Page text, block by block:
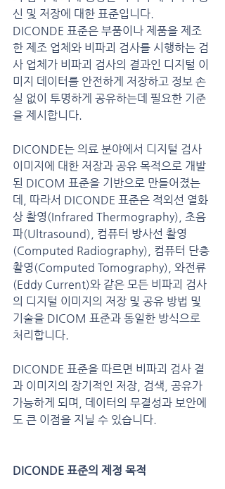
신 및 저장에 대한 표준입니다.
DICONDE 표준은 부품이나 제품을 제조
한 제조 업체와 비파괴 검사를 시행하는 검
사 업체가 비파괴 검사의 결과인 디지털 이
미지 데이터를 안전하게 저장하고 정보 손
실 없이 투명하게 공유하는데 필요한 기준
을 제시합니다.
DICONDE는 의료 분야에서 디지털 검사
이미지에 대한 저장과 공유 목적으로 개발
된 DICOM 표준을 기반으로 만들어졌는
데, 따라서 DICONDE 표준은 적외선 열화
상 촬영(Infrared Thermography), 초음
파(Ultrasound), 컴퓨터 방사선 촬영
(Computed Radiography), 컴퓨터 단층
촬영(Computed Tomography), 와전류
(Eddy Current)와 같은 모든 비파괴 검사
의 디지털 이미지의 저장 및 공유 방법 및
기술을 DICOM 표준과 동일한 방식으로
처리합니다.
DICONDE 표준을 따르면 비파괴 검사 결
과 이미지의 장기적인 저장, 검색, 공유가
가능하게 되며, 데이터의 무결성과 보안에
도 큰 이점을 지닐 수 있습니다.
DICONDE 표준의 제정 목적